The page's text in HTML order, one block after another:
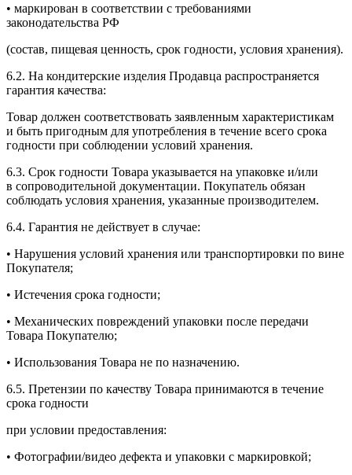
• маркирован в соответствии с требованиями
законодательства РФ
(состав, пищевая ценность, срок годности, условия хранения).
6.2. На кондитерские изделия Продавца распространяется
гарантия качества:
Товар должен соответствовать заявленным характеристикам
и быть пригодным для употребления в течение всего срока
годности при соблюдении условий хранения.
6.3. Срок годности Товара указывается на упаковке и/или
в сопроводительной документации. Покупатель обязан
соблюдать условия хранения, указанные производителем.
6.4. Гарантия не действует в случае:
• Нарушения условий хранения или транспортировки по вине
Покупателя;
• Истечения срока годности;
• Механических повреждений упаковки после передачи
Товара Покупателю;
• Использования Товара не по назначению.
6.5. Претензии по качеству Товара принимаются в течение
срока годности
при условии предоставления:
• Фотографии/видео дефекта и упаковки с маркировкой;